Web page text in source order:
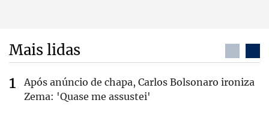
Mais lidas
Após anúncio de chapa, Carlos Bolsonaro ironiza
Zema: 'Quase me assustei'